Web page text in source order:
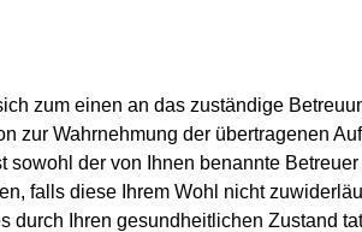
zum einen an das zuständige
zur Wahrnehmung der übertragenen
sowohl der von Ihnen benannte
falls diese Ihrem Wohl nicht
durch Ihren gesundheitlichen Zustand